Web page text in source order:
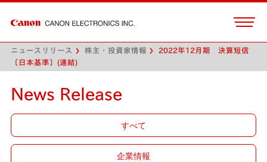
ニュースリリース 株主・投資家情報
2022年12月期 決算短信
〔日本基準〕(連結)
News Release
すべて
企業情報